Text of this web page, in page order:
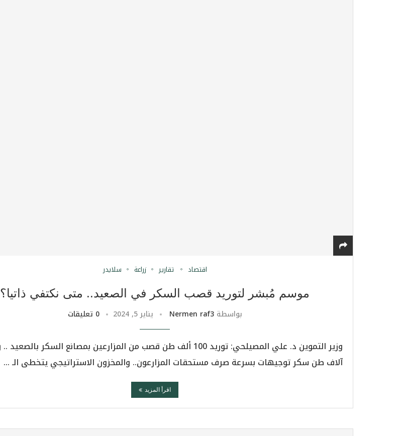
اقتصاد تقارير زراعة سلايدر
موسم مُبشر لتوريد قصب السكر في الصعيد.. متى نكتفي ذاتيا؟
بواسطةNermen raf3 يناير 5, 2024 0 تعليقات
آلاف طن سكر توجيهات بسرعة صرف مستحقات المزارعون.. والمخزون الاستراتيجي يتخطى الـ …
اقرأ المزيد